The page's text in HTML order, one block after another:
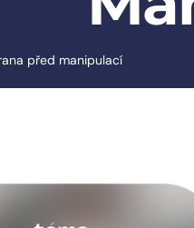
před manipulací